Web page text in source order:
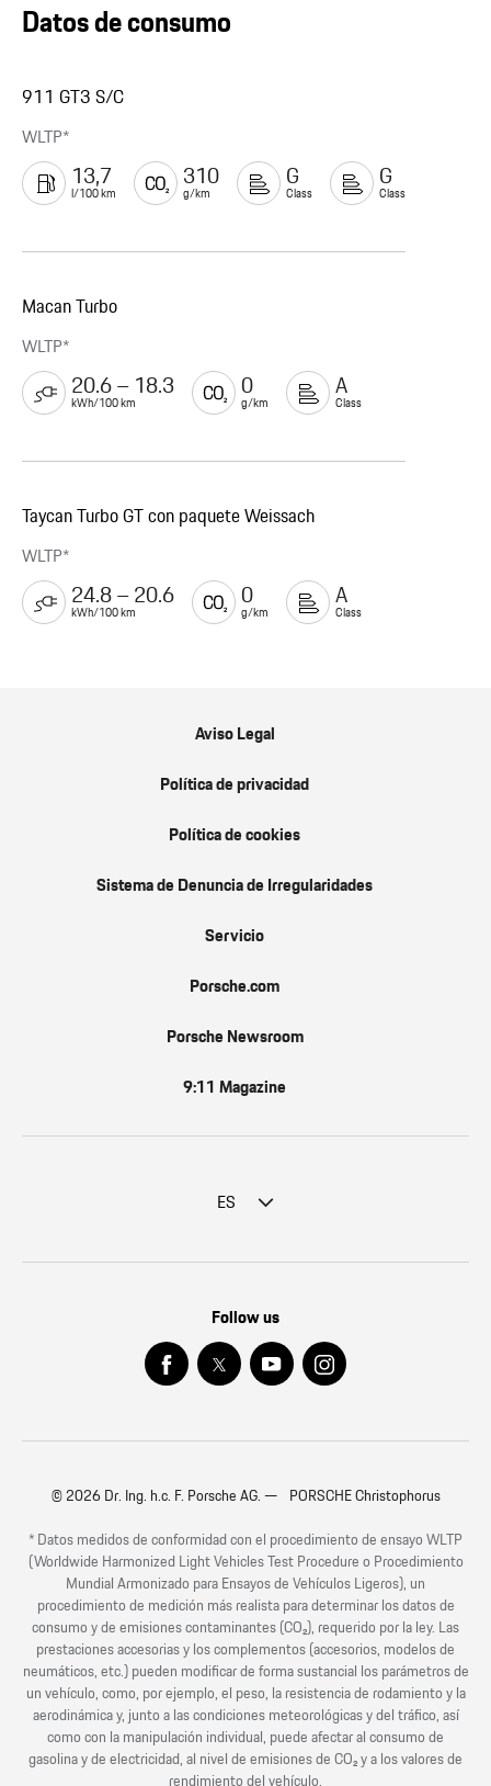
Datos de consumo
911 GT3 S/C
WLTP*
13,7
l/100 km
310
g/km
G
Class
G
Class
Macan Turbo
WLTP*
20.6 – 18.3
kWh/100 km
0
g/km
A
Class
Taycan Turbo GT con paquete Weissach
WLTP*
24.8 – 20.6
kWh/100 km
0
g/km
A
Class
Aviso Legal
Política de privacidad
Política de cookies
Sistema de Denuncia de Irregularidades
Servicio
Porsche.com
Porsche Newsroom
9:11 Magazine
ES
Follow us
© 2026 Dr. Ing. h.c. F. Porsche AG. — PORSCHE Christophorus
* Datos medidos de conformidad con el procedimiento de ensayo WLTP
(Worldwide Harmonized Light Vehicles Test Procedure o Procedimiento
Mundial Armonizado para Ensayos de Vehículos Ligeros), un
procedimiento de medición más realista para determinar los datos de
consumo y de emisiones contaminantes (CO₂), requerido por la ley. Las
prestaciones accesorias y los complementos (accesorios, modelos de
neumáticos, etc.) pueden modificar de forma sustancial los parámetros de
un vehículo, como, por ejemplo, el peso, la resistencia de rodamiento y la
aerodinámica y, junto a las condiciones meteorológicas y del tráfico, así
como con la manipulación individual, puede afectar al consumo de
gasolina y de electricidad, al nivel de emisiones de CO₂ y a los valores de
rendimiento del vehículo.